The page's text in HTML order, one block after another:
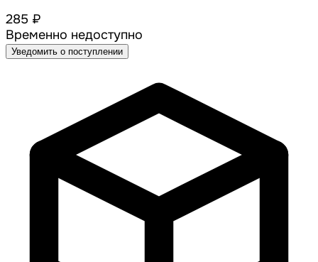
285 ₽
Временно недоступно
Уведомить о поступлении